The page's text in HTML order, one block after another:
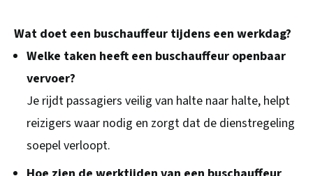
Wat doet een buschauffeur tijdens een werkdag?
Welke taken heeft een buschauffeur openbaar
vervoer?
Je rijdt passagiers veilig van halte naar halte, helpt
reizigers waar nodig en zorgt dat de dienstregeling
soepel verloopt.